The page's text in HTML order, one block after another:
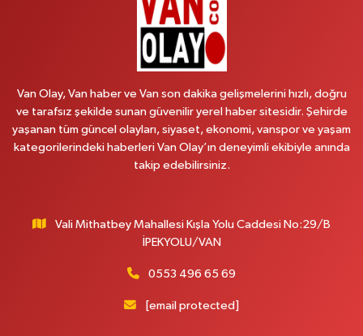
Yol Tarifi Al
Vanyolu Mahallesi, Kara Yusuf Bey Caddesi No:99 B Erciş Van
0 (432) 351 02 96 Yol Tarifi Al
Koç Eczanesi
Engin Eczanesi
Beyazıt Mahallesi, Zeylan Caddesi No:46 A Erciş Van
Yol Tarifi Al
Muhammed Eczanesi
Van Olay, Van haber ve Van son dakika gelişmelerini hızlı, doğru
ve tarafsız şekilde sunan güvenilir yerel haber sitesidir. Şehirde
yaşanan tüm güncel olayları, siyaset, ekonomi, vanspor ve yaşam
kategorilerindeki haberleri Van Olay’ın deneyimli ekibiyle anında
takip edebilirsiniz.
Vali Mithatbey Mahallesi Kışla Yolu Caddesi No:29/B
İPEKYOLU/VAN
0553 496 65 69
[email protected]